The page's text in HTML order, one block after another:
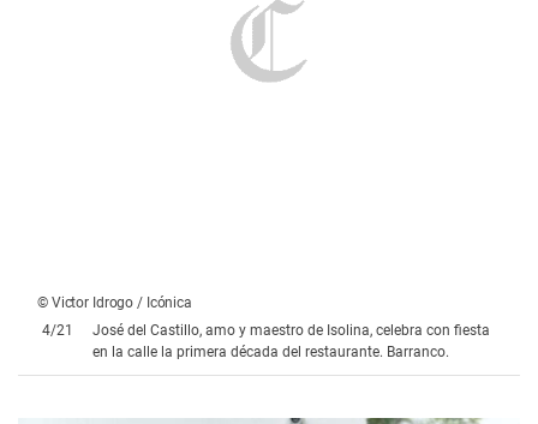
© Victor Idrogo / Icónica
4/21
José del Castillo, amo y maestro de Isolina, celebra con fiesta
en la calle la primera década del restaurante. Barranco.